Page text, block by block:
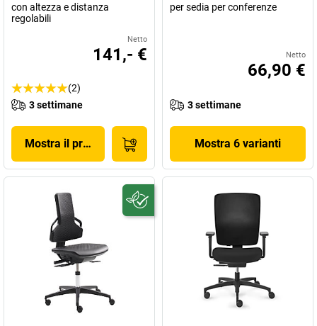
con altezza e distanza
regolabili
Netto
141,- €
(2)
3 settimane
Mostra il prodotto
per sedia per conferenze
Netto
66,90 €
3 settimane
Mostra 6 varianti